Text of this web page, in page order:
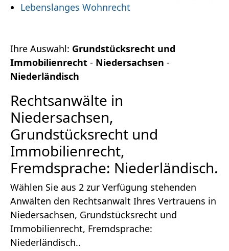
Lebenslanges Wohnrecht
Ihre Auswahl: Grundstücksrecht und
Immobilienrecht - Niedersachsen -
Niederländisch
Rechtsanwälte in
Niedersachsen,
Grundstücksrecht und
Immobilienrecht,
Fremdsprache: Niederländisch.
Wählen Sie aus 2 zur Verfügung stehenden
Anwälten den Rechtsanwalt Ihres Vertrauens in
Niedersachsen, Grundstücksrecht und
Immobilienrecht, Fremdsprache:
Niederländisch..